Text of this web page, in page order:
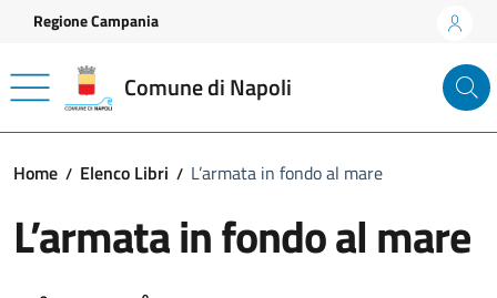
Vai ai contenuti
Vai al footer
Regione Campania
Comune di Napoli
Home Elenco Libri L’armata in fondo al mare
L’armata in fondo al mare